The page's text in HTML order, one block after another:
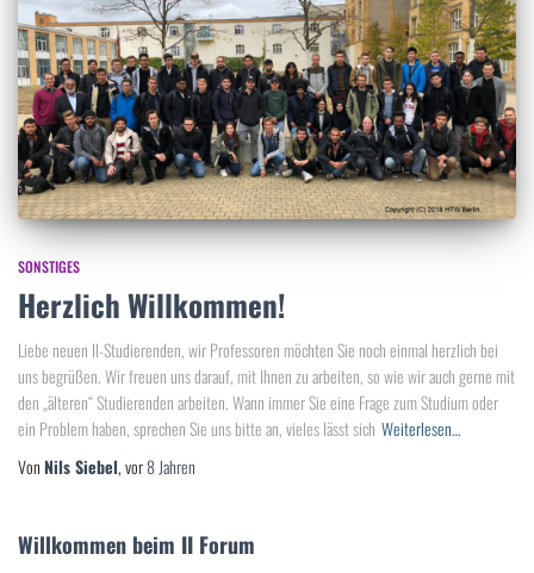
SONSTIGES
Herzlich Willkommen!
Liebe neuen II-Studierenden, wir Professoren möchten Sie noch einmal herzlich bei
uns begrüßen. Wir freuen uns darauf, mit Ihnen zu arbeiten, so wie wir auch gerne mit
den „älteren“ Studierenden arbeiten. Wann immer Sie eine Frage zum Studium oder
ein Problem haben, sprechen Sie uns bitte an, vieles lässt sich Weiterlesen…
VonNils Siebel, vor8 Jahren
Willkommen beim II Forum